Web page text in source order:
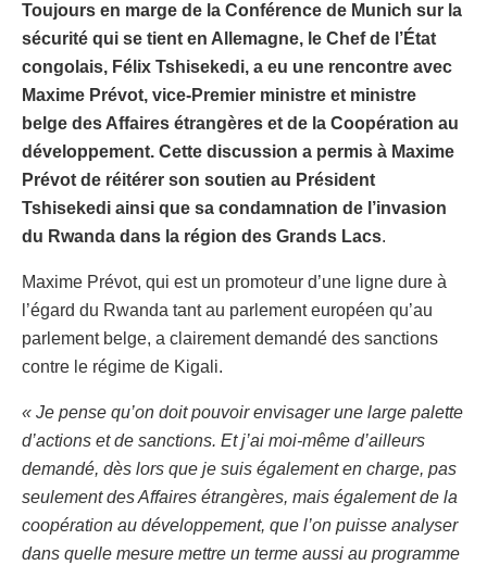
Toujours en marge de la Conférence de Munich sur la
sécurité qui se tient en Allemagne, le Chef de l’État
congolais, Félix Tshisekedi, a eu une rencontre avec
Maxime Prévot, vice-Premier ministre et ministre
belge des Affaires étrangères et de la Coopération au
développement. Cette discussion a permis à Maxime
Prévot de réitérer son soutien au Président
Tshisekedi ainsi que sa condamnation de l’invasion
du Rwanda dans la région des Grands Lacs.
Maxime Prévot, qui est un promoteur d’une ligne dure à
l’égard du Rwanda tant au parlement européen qu’au
parlement belge, a clairement demandé des sanctions
contre le régime de Kigali.
« Je pense qu’on doit pouvoir envisager une large palette
d’actions et de sanctions. Et j’ai moi-même d’ailleurs
demandé, dès lors que je suis également en charge, pas
seulement des Affaires étrangères, mais également de la
coopération au développement, que l’on puisse analyser
dans quelle mesure mettre un terme aussi au programme